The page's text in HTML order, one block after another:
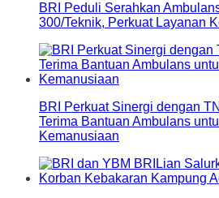
BRI Peduli Serahkan
300/Teknik, Perkuat Layanan
BRI Perkuat Sinergi dengan
Terima Bantuan Ambulans
Kemanusiaan